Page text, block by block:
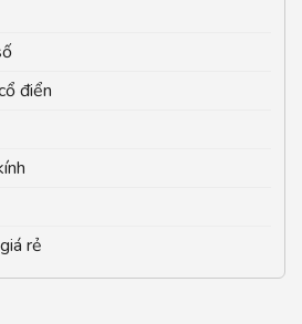
điển
rẻ